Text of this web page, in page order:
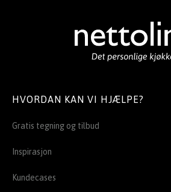
HVORDAN KAN VI HJÆLPE?
Gratis tegning og tilbud
Inspirasjon
Kundecases